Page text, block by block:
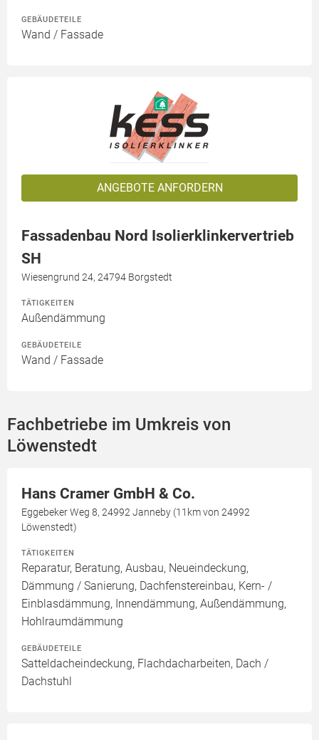
GEBÄUDETEILE
Wand / Fassade
ANGEBOTE ANFORDERN
Fassadenbau Nord Isolierklinkervertrieb
SH
Wiesengrund 24, 24794 Borgstedt
TÄTIGKEITEN
Außendämmung
GEBÄUDETEILE
Wand / Fassade
Fachbetriebe im Umkreis von
Löwenstedt
Hans Cramer GmbH & Co.
Eggebeker Weg 8, 24992 Janneby (11km von 24992
Löwenstedt)
TÄTIGKEITEN
Reparatur, Beratung, Ausbau, Neueindeckung,
Dämmung / Sanierung, Dachfenstereinbau, Kern- /
Einblasdämmung, Innendämmung, Außendämmung,
Hohlraumdämmung
GEBÄUDETEILE
Satteldacheindeckung, Flachdacharbeiten, Dach /
Dachstuhl